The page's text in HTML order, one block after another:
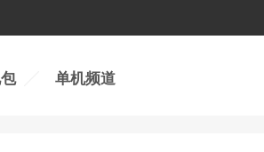
单机频道